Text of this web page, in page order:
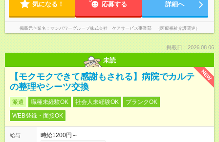
気になる！ 応募する 詳細へ
掲載元企業名 マンパワーグループ株式会社 ケアサービス事業部 （医療福祉介護関連）
掲載日：2026.08.06
未読
NEW
【モクモクできて感謝もされる】病院でカルテ
の整理やシーツ交換
派遣 職種未経験OK 社会人未経験OK
ブランクOK
WEB登録・面接OK
給与
時給1200円～